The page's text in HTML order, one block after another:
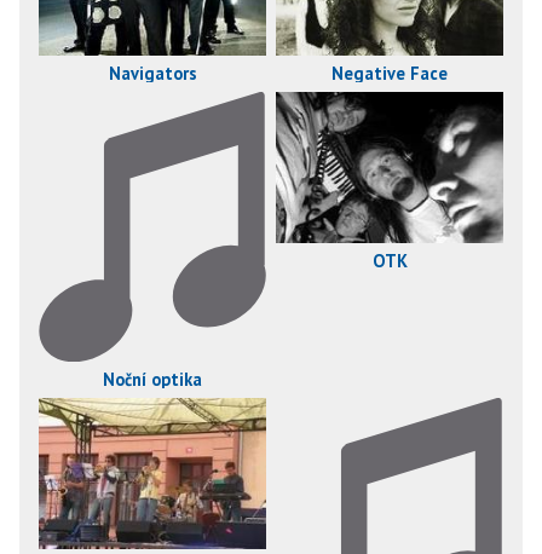
Navigators Negative Face
Noční optika
OTK